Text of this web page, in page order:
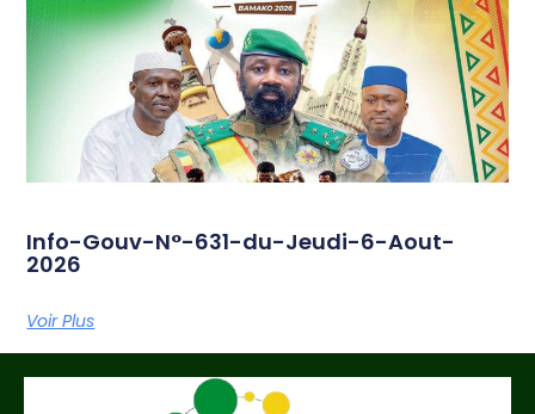
Info-Gouv-N°-631-du-Jeudi-6-Aout-
2026
Voir Plus